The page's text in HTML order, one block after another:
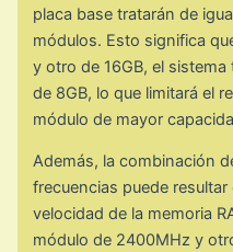
placa base tratarán de
módulos. Esto significa
y otro de 16GB, el
de 8GB, lo que limitará el
módulo de mayor
Además, la combinación
frecuencias puede
velocidad de la memoria
módulo de 2400MHz y